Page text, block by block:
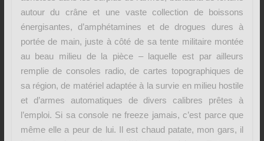
autour du crâne et une vaste collection de boissons
énergisantes, d’amphétamines et de drogues dures à
portée de main, juste à côté de sa tente militaire montée
au beau milieu de la pièce – laquelle est par ailleurs
remplie de consoles radio, de cartes topographiques de
sa région, de matériel adaptée à la survie en milieu hostile
et d’armes automatiques de divers calibres prêtes à
l’emploi. Si sa console ne freeze jamais, c’est parce que
même elle a peur de lui. Il est chaud patate, mon gars, il